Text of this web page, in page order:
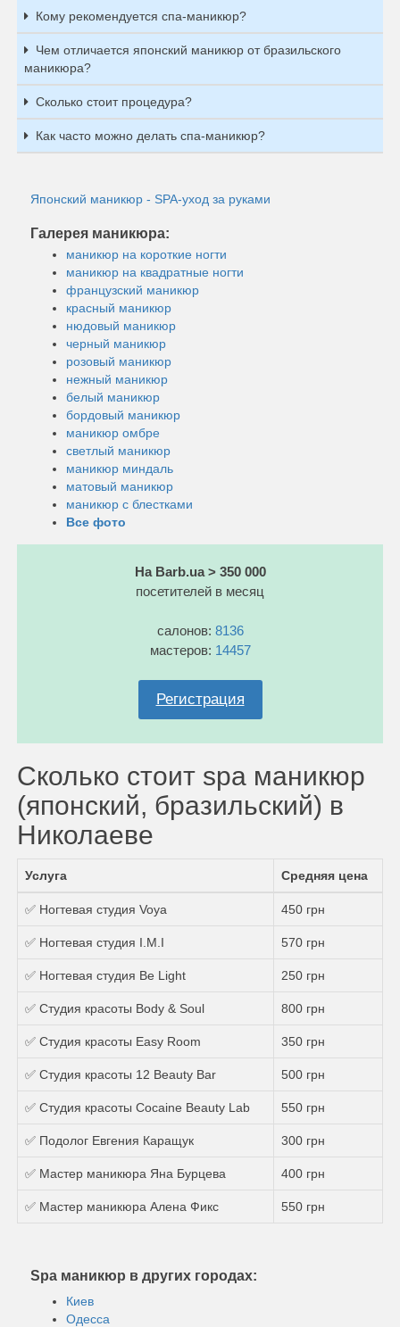
Кому рекомендуется спа-маникюр?
Чем отличается японский маникюр от бразильского
маникюра?
Сколько стоит процедура?
Как часто можно делать спа-маникюр?
Японский маникюр - SPA-уход за руками
Галерея маникюра:
маникюр на короткие ногти
маникюр на квадратные ногти
французский маникюр
красный маникюр
нюдовый маникюр
черный маникюр
розовый маникюр
нежный маникюр
белый маникюр
бордовый маникюр
маникюр омбре
светлый маникюр
маникюр миндаль
матовый маникюр
маникюр с блестками
Все фото
На Barb.ua > 350 000
посетителей в месяц
салонов: 8136
мастеров: 14457
Регистрация
Сколько стоит spa маникюр
(японский, бразильский) в
Николаеве
Услуга Средняя цена
✅ Ногтевая студия Voya 450 грн
✅ Ногтевая студия I.M.I 570 грн
✅ Ногтевая студия Be Light 250 грн
✅ Студия красоты Body & Soul 800 грн
✅ Студия красоты Easy Room 350 грн
✅ Студия красоты 12 Beauty Bar 500 грн
✅ Студия красоты Cocaine Beauty Lab 550 грн
✅ Подолог Евгения Каращук 300 грн
✅ Мастер маникюра Яна Бурцева 400 грн
✅ Мастер маникюра Алена Фикс 550 грн
Spa маникюр в других городах:
Киев
Одесса